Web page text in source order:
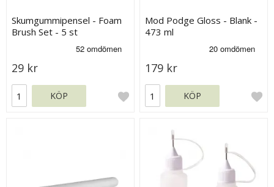
Skumgummipensel - Foam
Brush Set - 5 st
29 kr
KÖP
Mod Podge Gloss - Blank -
473 ml
179 kr
KÖP